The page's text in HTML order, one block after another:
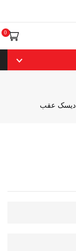
0
دیسک عقب